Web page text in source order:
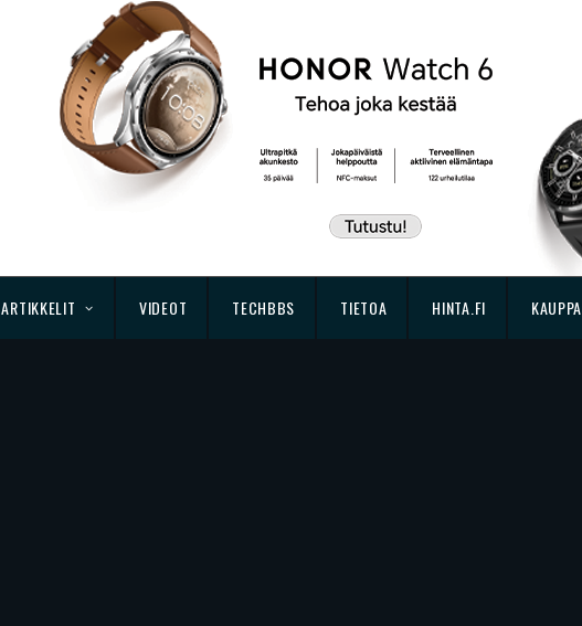
ARTIKKELIT VIDEOT TECHBBS TIETOA HINTA.FI KAUPPA